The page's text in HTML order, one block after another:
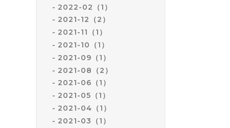
2022-02（1）
2021-12（2）
2021-11（1）
2021-10（1）
2021-09（1）
2021-08（2）
2021-06（1）
2021-05（1）
2021-04（1）
2021-03（1）